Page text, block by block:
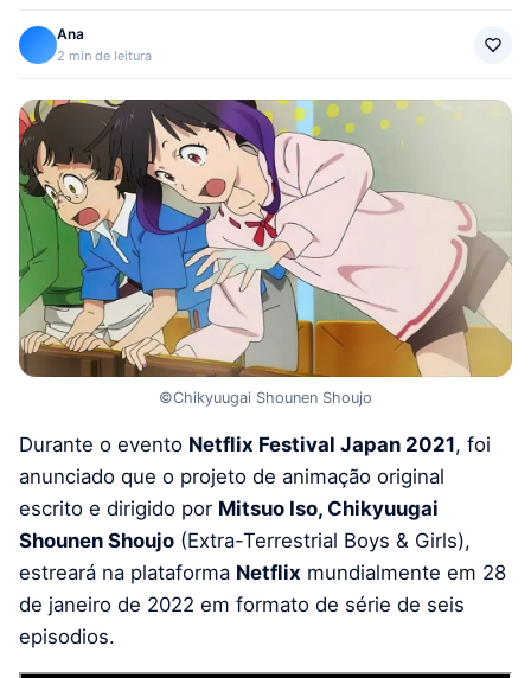
Ana
2 min de leitura
©Chikyuugai Shounen Shoujo
Durante o evento Netflix Festival Japan 2021, foi
anunciado que o projeto de animação original
escrito e dirigido por Mitsuo Iso, Chikyuugai
Shounen Shoujo (Extra-Terrestrial Boys & Girls),
estreará na plataforma Netflix mundialmente em 28
de janeiro de 2022 em formato de série de seis
episodios.